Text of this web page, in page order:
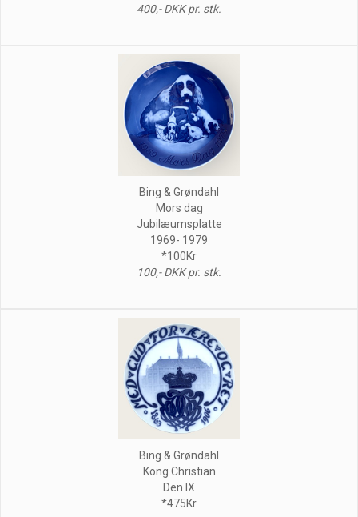
400,- DKK pr. stk.
Bing & Grøndahl
Mors dag
Jubilæumsplatte
1969- 1979
*100Kr
100,- DKK pr. stk.
Bing & Grøndahl
Kong Christian
Den IX
*475Kr